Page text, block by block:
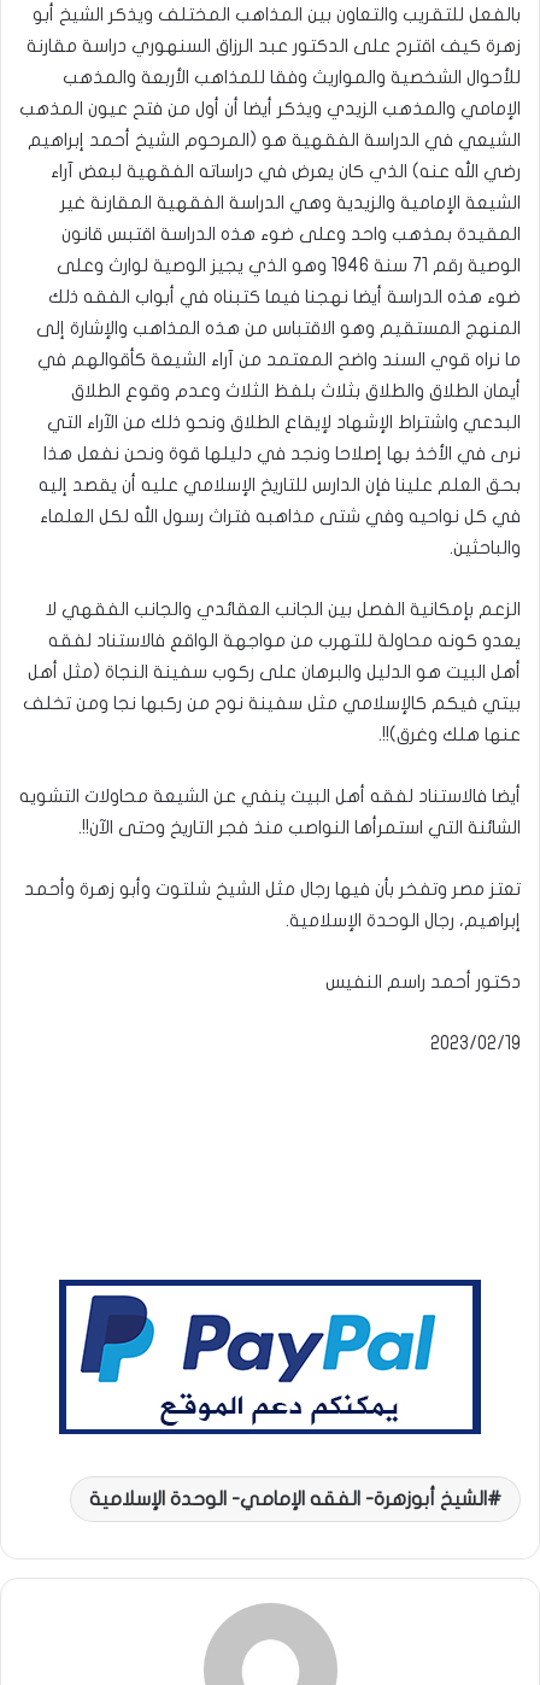
بالفعل للتقريب والتعاون بين المذاهب المختلف ويذكر الشيخ أبو
زهرة كيف اقترح على الدكتور عبد الرزاق السنهوري دراسة مقارنة
للأحوال الشخصية والمواريث وفقا للمذاهب الأربعة والمذهب
الإمامي والمذهب الزيدي ويذكر أيضا أن أول من فتح عيون المذهب
الشيعي في الدراسة الفقهية هو (المرحوم الشيخ أحمد إبراهيم
رضي الله عنه) الذي كان يعرض في دراساته الفقهية لبعض آراء
الشيعة الإمامية والزيدية وهي الدراسة الفقهية المقارنة غير
المقيدة بمذهب واحد وعلى ضوء هذه الدراسة اقتبس قانون
الوصية رقم 71 سنة 1946 وهو الذي يجيز الوصية لوارث وعلى
ضوء هذه الدراسة أيضا نهجنا فيما كتبناه في أبواب الفقه ذلك
المنهج المستقيم وهو الاقتباس من هذه المذاهب والإشارة إلى
ما نراه قوي السند واضح المعتمد من آراء الشيعة كأقوالهم في
أيمان الطلاق والطلاق بثلاث بلفظ الثلاث وعدم وقوع الطلاق
البدعي واشتراط الإشهاد لإيقاع الطلاق ونحو ذلك من الآراء التي
نرى في الأخذ بها إصلاحا ونجد في دليلها قوة ونحن نفعل هذا
بحق العلم علينا فإن الدارس للتاريخ الإسلامي عليه أن يقصد إليه
في كل نواحيه وفي شتى مذاهبه فتراث رسول الله لكل العلماء
والباحثين.
الزعم بإمكانية الفصل بين الجانب العقائدي والجانب الفقهي لا
يعدو كونه محاولة للتهرب من مواجهة الواقع فالاستناد لفقه
أهل البيت هو الدليل والبرهان على ركوب سفينة النجاة (مثل أهل
بيتي فيكم كالإسلامي مثل سفينة نوح من ركبها نجا ومن تخلف
عنها هلك وغرق)!!.
أيضا فالاستناد لفقه أهل البيت ينفي عن الشيعة محاولات التشويه
الشائنة التي استمرأها النواصب منذ فجر التاريخ وحتى الآن!!.
تعتز مصر وتفخر بأن فيها رجال مثل الشيخ شلتوت وأبو زهرة وأحمد
إبراهيم، رجال الوحدة الإسلامية.
دكتور أحمد راسم النفيس
الشيخ أبوزهرة- الفقه الإمامي- الوحدة الإسلامية